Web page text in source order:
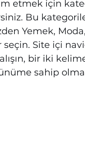
etmek için
Bu
Yemek,
Site içi
bir iki
sahip